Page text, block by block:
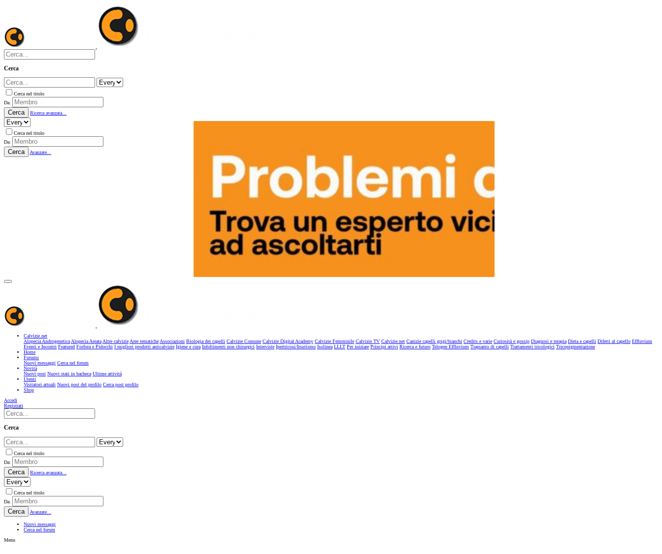
Cerca
Cerca nel titolo
Da:
Cerca Ricerca avanzata...
Cerca nel titolo
Da:
Cerca Avanzate...
Calvizie.net
Alopecia AndrogeneticaAlopecia AreataAltre calvizieAree tematicheAssociazioni Biologia dei capelli Calvizie Comune Calvizie Digital Academy Calvizie Femminile Calvizie TV Calvizie.net Canizie capelli grigi/bianchi Credits e varie Curiosità e gossip Diagnosi e terapia Dieta e capelli Difetti al capello Effluvium
Eventi e Incontri Featured Forfora e Pidocchi I migliori prodotti anticalvizie Igiene e cura Infoltimenti non chirurgici Interviste Ipertricosi/Irsutismo Isolinea LLLT Per iniziare Principi attivi Ricerca e futuro Telogen Effluvium Trapianto di capelli Trattamenti tricologici Tricopigmentazione
Home
Forums
Nuovi messaggi Cerca nel forum
Novità
Nuovi post Nuovi stati in bacheca Ultime attività
Utenti
Visitatori attuali Nuovi post del profilo Cerca post profilo
Shop
Accedi
Registrati
Cerca
Cerca nel titolo
Da:
Cerca Ricerca avanzata...
Cerca nel titolo
Da:
Cerca Avanzate...
Nuovi messaggi
Cerca nel forum
Menu